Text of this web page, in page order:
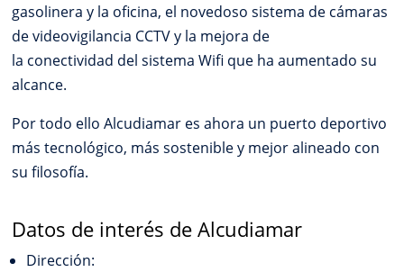
gasolinera y la oficina, el novedoso sistema de cámaras
de videovigilancia CCTV y la mejora de
la conectividad del sistema Wifi que ha aumentado su
alcance.
Por todo ello Alcudiamar es ahora un puerto deportivo
más tecnológico, más sostenible y mejor alineado con
su filosofía.
Datos de interés de Alcudiamar
Dirección: